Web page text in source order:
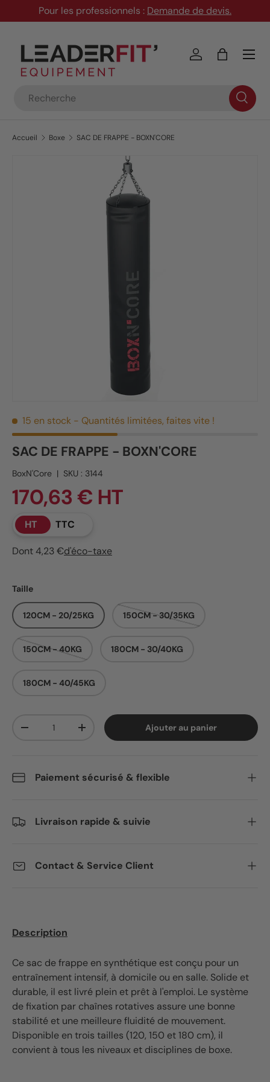
Aller au contenu
Pour les professionnels : Demande de devis.
Se connecter
Panier
Menu
Accueil Boxe SAC DE FRAPPE - BOXN'CORE
Passer aux informations produits
15 en stock - Quantités limitées, faites vite !
SAC DE FRAPPE - BOXN'CORE
BoxN'Core | SKU : 3144
170,63 € HT
HT TTC
Dont 4,23 €d'éco-taxe
Taille
120CM - 20/25KG 150CM - 30/35KG
150CM - 40KG 180CM - 30/40KG
180CM - 40/45KG
Diminuer la quantitéAugmenter la quantitéAjouter au panier
Paiement sécurisé & flexible
Livraison rapide & suivie
Contact & Service Client
Description
Ce sac de frappe en synthétique est conçu pour un
entraînement intensif, à domicile ou en salle. Solide et
durable, il est livré plein et prêt à l'emploi. Le système
de fixation par chaînes rotatives assure une bonne
stabilité et une meilleure fluidité de mouvement.
Disponible en trois tailles (120, 150 et 180 cm), il
convient à tous les niveaux et disciplines de boxe.